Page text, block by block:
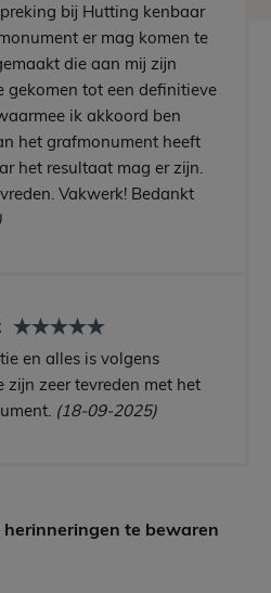
bij Hutting kenbaar
er mag komen te
die aan mij zijn
gekomen tot een definitieve
ik akkoord ben
het grafmonument heeft
het resultaat mag er zijn.
Vakwerk! Bedankt
en alles is volgens
zijn zeer tevreden met het
(18-09-2025)
herinneringen te bewaren